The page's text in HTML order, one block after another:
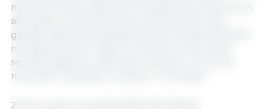
mercado sofreu ligeira acomodação de preços, sem
alteração na oferta real de animais dentro das
granjas. Alguma ansiedade para as vendas presente
nos agentes, tem origem no final do mês e pela
semana ligada ao calendário eleitoral o início de
novembro vai ajudar a clarear o mercado”.
27 de outubro de 2022 /ASSUVAP /Brasil.